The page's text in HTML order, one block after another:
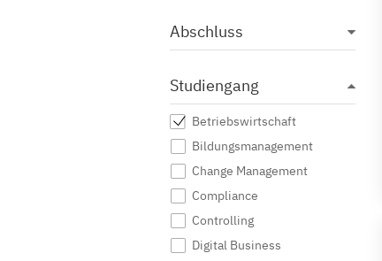
Abschluss
Studiengang
Betriebswirtschaft
Bildungsmanagement
Change Management
Compliance
Controlling
Digital Business